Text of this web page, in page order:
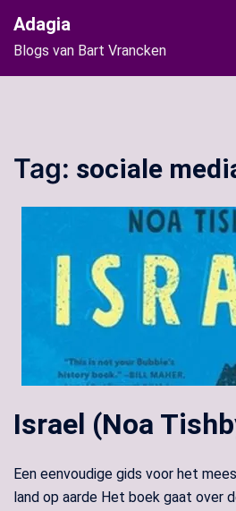
naar
de
inhoud
Adagia
Blogs van Bart Vrancken
Tag: sociale
Israel (Noa
Een eenvoudige gids voor het
land op aarde Het boek gaat over